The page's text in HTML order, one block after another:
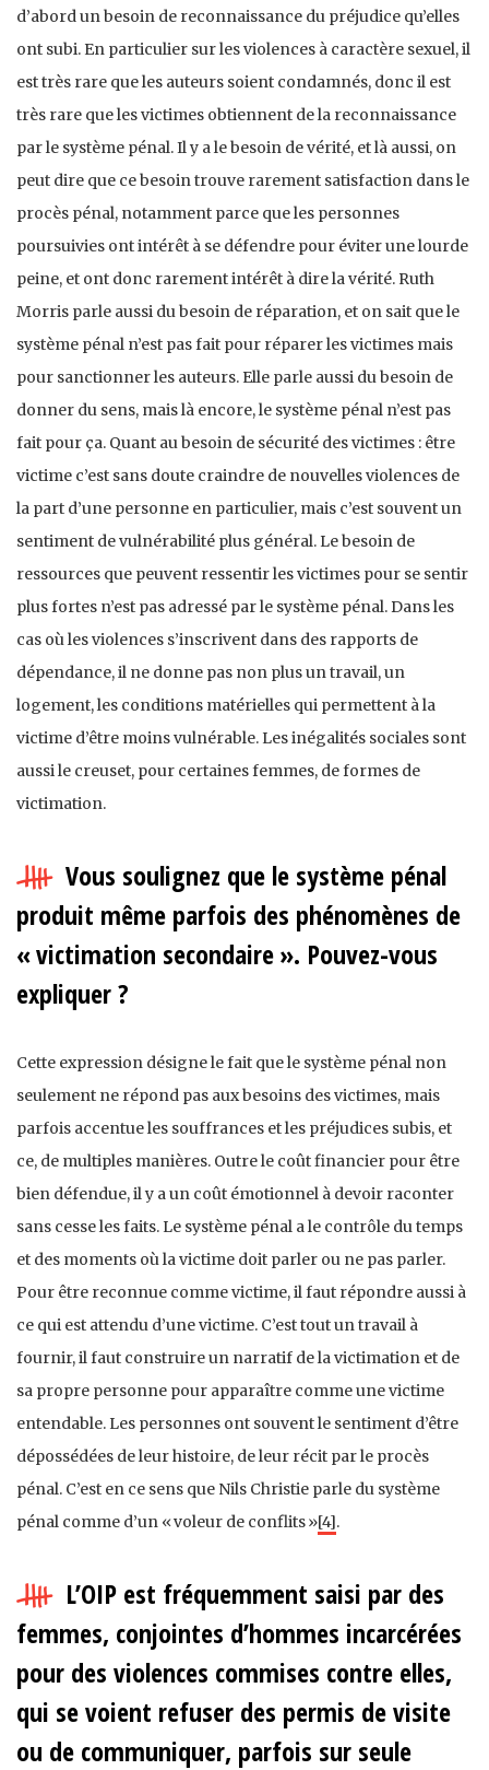
d’abord un besoin de reconnaissance du préjudice qu’elles
ont subi. En particulier sur les violences à caractère sexuel, il
est très rare que les auteurs soient condamnés, donc il est
très rare que les victimes obtiennent de la reconnaissance
par le système pénal. Il y a le besoin de vérité, et là aussi, on
peut dire que ce besoin trouve rarement satisfaction dans le
procès pénal, notamment parce que les personnes
poursuivies ont intérêt à se défendre pour éviter une lourde
peine, et ont donc rarement intérêt à dire la vérité. Ruth
Morris parle aussi du besoin de réparation, et on sait que le
système pénal n’est pas fait pour réparer les victimes mais
pour sanctionner les auteurs. Elle parle aussi du besoin de
donner du sens, mais là encore, le système pénal n’est pas
fait pour ça. Quant au besoin de sécurité des victimes : être
victime c’est sans doute craindre de nouvelles violences de
la part d’une personne en particulier, mais c’est souvent un
sentiment de vulnérabilité plus général. Le besoin de
ressources que peuvent ressentir les victimes pour se sentir
plus fortes n’est pas adressé par le système pénal. Dans les
cas où les violences s’inscrivent dans des rapports de
dépendance, il ne donne pas non plus un travail, un
logement, les conditions matérielles qui permettent à la
victime d’être moins vulnérable. Les inégalités sociales sont
aussi le creuset, pour certaines femmes, de formes de
victimation.
Vous soulignez que le système pénal
produit même parfois des phénomènes de
« victimation secondaire ». Pouvez-vous
expliquer ?
Cette expression désigne le fait que le système pénal non
seulement ne répond pas aux besoins des victimes, mais
parfois accentue les souffrances et les préjudices subis, et
ce, de multiples manières. Outre le coût financier pour être
bien défendue, il y a un coût émotionnel à devoir raconter
sans cesse les faits. Le système pénal a le contrôle du temps
et des moments où la victime doit parler ou ne pas parler.
Pour être reconnue comme victime, il faut répondre aussi à
ce qui est attendu d’une victime. C’est tout un travail à
fournir, il faut construire un narratif de la victimation et de
sa propre personne pour apparaître comme une victime
entendable. Les personnes ont souvent le sentiment d’être
dépossédées de leur histoire, de leur récit par le procès
pénal. C’est en ce sens que Nils Christie parle du système
pénal comme d’un « voleur de conflits »[4].
L’OIP est fréquemment saisi par des
femmes, conjointes d’hommes incarcérées
pour des violences commises contre elles,
qui se voient refuser des permis de visite
ou de communiquer, parfois sur seule